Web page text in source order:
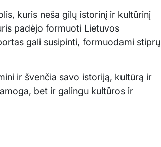
kuris neša gilų istorinį ir kultūrinį
padėjo formuoti Lietuvos
gali susipinti, formuodami stiprų
ir švenčia savo istoriją, kultūrą ir
bet ir galingu kultūros ir